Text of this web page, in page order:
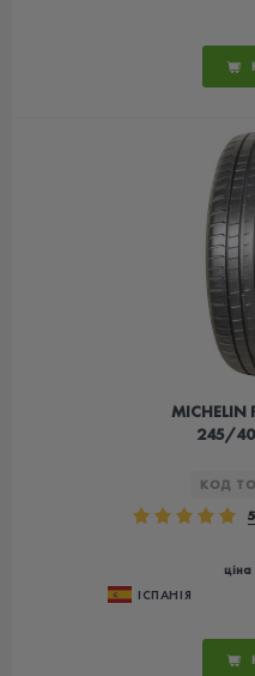
MICHELIN
245/40
КОД
ціна
ІСПАНІЯ